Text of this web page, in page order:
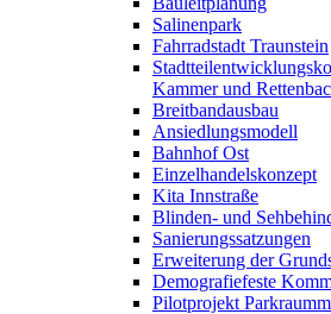
Salinenpark
Fahrradstadt Traunstein
Kammer und
Breitbandausbau
Ansiedlungsmodell
Bahnhof Ost
Einzelhandelskonzept
Kita Innstraße
Blinden- und
Sanierungssatzungen
Erweiterung der
Demografiefeste
Pilotprojekt